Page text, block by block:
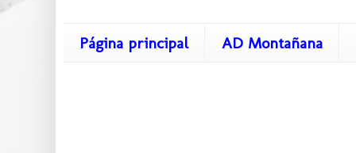
Página principal AD Montañana